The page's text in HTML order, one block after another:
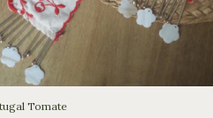
Tomate